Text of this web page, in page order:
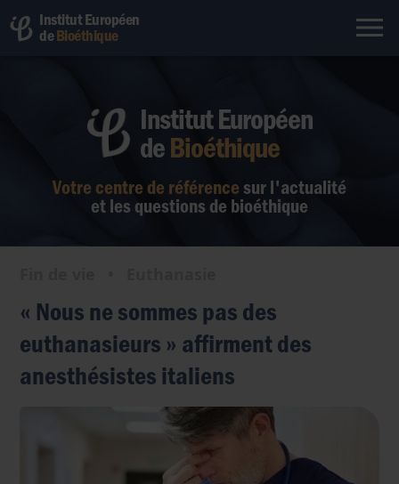
Institut Européen
deBioéthique
Votre centre de référence sur l'actualité
et les questions de bioéthique
Institut Européen
deBioéthique
« Nous ne sommes pas des
euthanasieurs » affirment des
anesthésistes italiens